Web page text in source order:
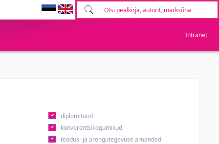
Intranet
diplomitööd
konverentsikogumikud
teadus- ja arengutegevuse aruanded